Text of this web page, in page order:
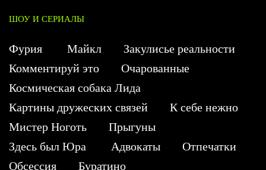
ШОУ И СЕРИАЛЫ
Фурия Майкл
Закулисье реальности
Комментируй это
Очарованные
Космическая собака Лида
Картины дружеских связей
К себе нежно
Мистер Ноготь
Прыгуны
Здесь был Юра
Адвокаты
Отпечатки
Обсессия
Буратино